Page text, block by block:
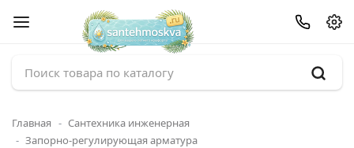
Главная
Сантехника инженерная
Запорно-регулирующая арматура